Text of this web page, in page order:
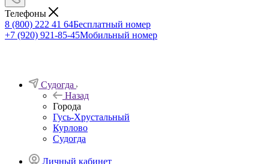
Телефоны
8 (800) 222 41 64Бесплатный номер
+7 (920) 921-85-45Мобильный номер
Судогда
Назад
Города
Гусь-Хрустальный
Курлово
Судогда
Личный кабинет